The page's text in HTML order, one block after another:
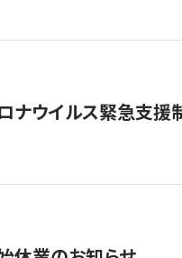
ナウイルス緊急支援